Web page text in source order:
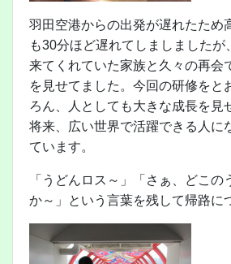
羽田空港からの出発が遅れたため
も30分ほど遅れてしましましたが
来てくれていた家族と久々の再会
を見せてました。今回の研修をと
ろん、人としても大きな成長を見
将来、広い世界で活躍できる人に
ています。
「うどんロス～」「さぁ、どこの
か～」という言葉を残して帰路に